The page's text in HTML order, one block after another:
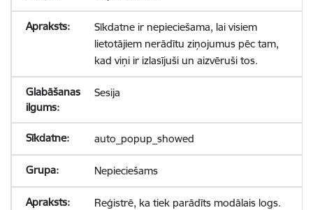
Sīkdatne ir nepieciešama, lai visiem
lietotājiem nerādītu ziņojumus pēc tam,
kad viņi ir izlasījuši un aizvēruši tos.
Sesija
auto_popup_showed
Nepieciešams
Reģistrē, ka tiek parādīts modālais logs.